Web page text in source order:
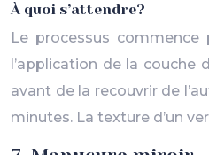
À quoi s’attendre?
Le processus
l’application de la couche
avant de la recouvrir de
minutes. La texture d’un